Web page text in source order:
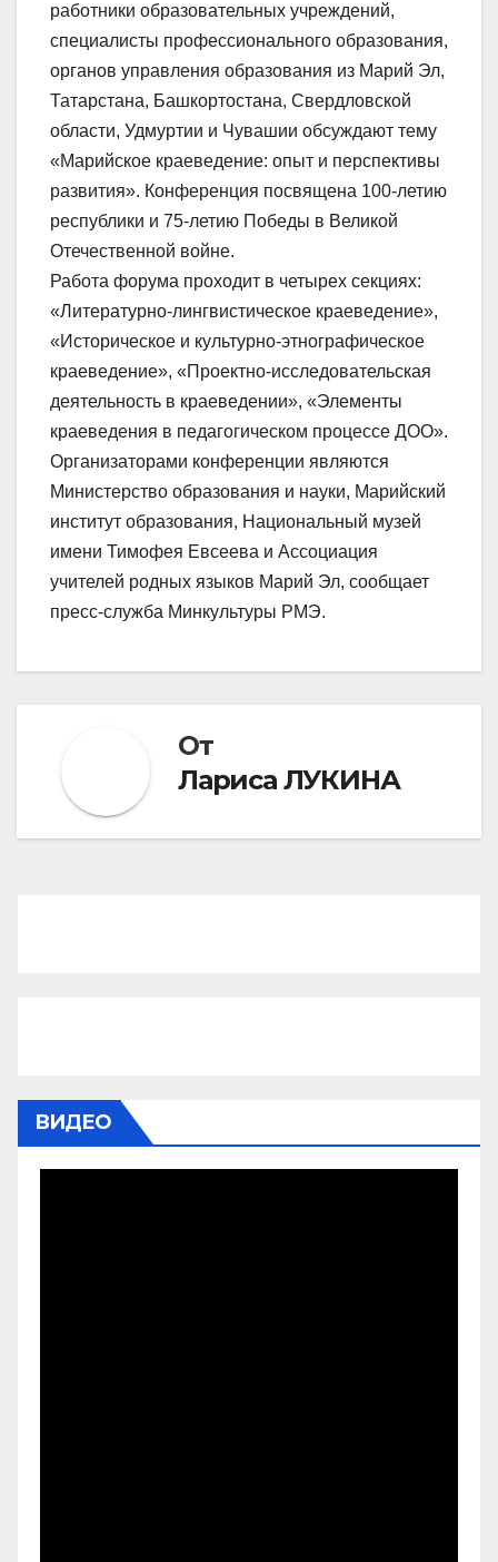
работники образовательных учреждений,
специалисты профессионального образования,
органов управления образования из Марий Эл,
Татарстана, Башкортостана, Свердловской
области, Удмуртии и Чувашии обсуждают тему
«Марийское краеведение: опыт и перспективы
развития». Конференция посвящена 100-летию
республики и 75-летию Победы в Великой
Отечественной войне.
Работа форума проходит в четырех секциях:
«Литературно-лингвистическое краеведение»,
«Историческое и культурно-этнографическое
краеведение», «Проектно-исследовательская
деятельность в краеведении», «Элементы
краеведения в педагогическом процессе ДОО».
Организаторами конференции являются
Министерство образования и науки, Марийский
институт образования, Национальный музей
имени Тимофея Евсеева и Ассоциация
учителей родных языков Марий Эл, сообщает
пресс-служба Минкультуры РМЭ.
От
Лариса ЛУКИНА
ВИДЕО